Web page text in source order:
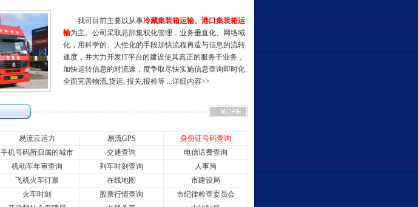
我司目前主要以从事冷藏集装箱运输、港口集装箱运
输为主。公司采取总部集权化管理，业务垂直化、网络域
化，用科学的、人性化的手段加快流程再造与信息的流转
速度，并大力开发IT平台的建设使其真正的服务于业务，
加快运转信息的对流速，度争取尽快实施信息查询即时化.
全面完善物流,货运, 报关,报检等 ...详细内容>>
易流云运力 易流GPS
身份证号码查询
手机号码所归属的城市 交通查询
电信话费查询
机动车年审查询 列车时刻查询
人事局
飞机火车订票 在线地图
市建设局
火车时刻 股票行情查询
市纪律检查委员会